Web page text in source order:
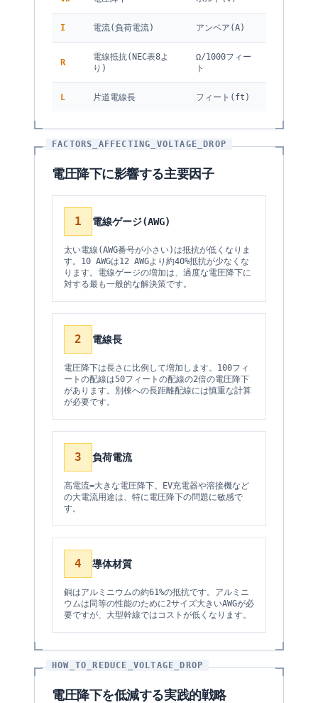
I 電流(負荷電流) アンペア(A)
R
電線抵抗(NEC表8よ
り)
Ω/1000フィー
ト
L 片道電線長 フィート(ft)
FACTORS_AFFECTING_VOLTAGE_DROP
電圧降下に影響する主要因子
1 電線ゲージ(AWG)
太い電線(AWG番号が小さい)は抵抗が低くなりま
す。10 AWGは12 AWGより約40%抵抗が少なくな
ります。電線ゲージの増加は、過度な電圧降下に
対する最も一般的な解決策です。
2 電線長
電圧降下は長さに比例して増加します。100フィ
ートの配線は50フィートの配線の2倍の電圧降下
があります。別棟への長距離配線には慎重な計算
が必要です。
3 負荷電流
高電流=大きな電圧降下。EV充電器や溶接機など
の大電流用途は、特に電圧降下の問題に敏感で
す。
4 導体材質
銅はアルミニウムの約61%の抵抗です。アルミニ
ウムは同等の性能のために2サイズ大きいAWGが必
要ですが、大型幹線ではコストが低くなります。
HOW_TO_REDUCE_VOLTAGE_DROP
電圧降下を低減する実践的戦略